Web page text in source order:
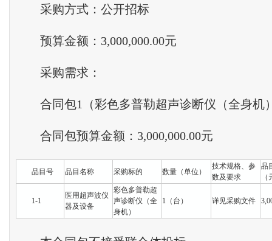
采购方式：公开招标
预算金额：3,000,000.00元
采购需求：
合同包1（彩色多普勒超声诊断仪（全身机
合同包预算金额：3,000,000.00元
品目号 品目名称 采购标的 数量（单位）
技术规格、参
数及要求
品
1-1
医用超声波仪
器及设备
彩色多普勒超
声诊断仪（全
身机）
1（台） 详见采购文件